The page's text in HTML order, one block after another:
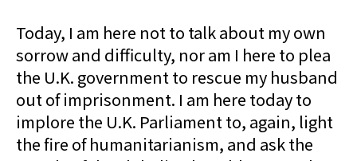
Today, I am here not to talk about my own
sorrow and difficulty, nor am I here to plea
the U.K. government to rescue my husband
out of imprisonment. I am here today to
implore the U.K. Parliament to, again, light
the fire of humanitarianism, and ask the